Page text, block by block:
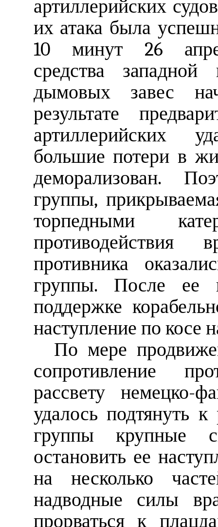
артиллерийских
их атака была
10 минут 26
средства
дымовых завес
результате
артиллерийских
большие потери в
деморализован.
группы,
торпедными
противодействия
противника
группы. После ее
поддержке
наступление по косе
По мере
сопротивление
рассвету немецко-
удалось подтянуть
группы крупные
остановить ее
на несколько
надводные силы
прорваться к